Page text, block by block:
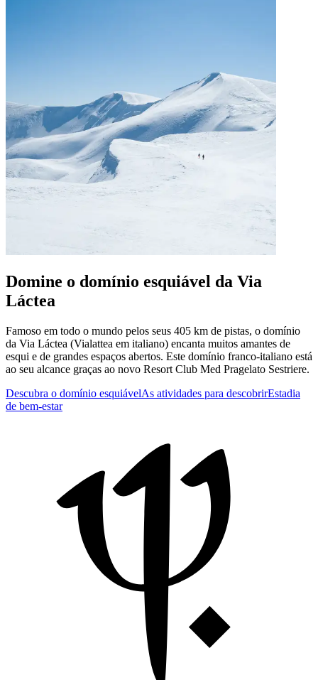
Domine o domínio esquiável da Via
Láctea
Famoso em todo o mundo pelos seus 405 km de pistas, o domínio
da Via Láctea (Vialattea em italiano) encanta muitos amantes de
esqui e de grandes espaços abertos. Este domínio franco-italiano está
ao seu alcance graças ao novo Resort Club Med Pragelato Sestriere.
Descubra o domínio esquiávelAs atividades para descobrirEstadia
de bem-estar